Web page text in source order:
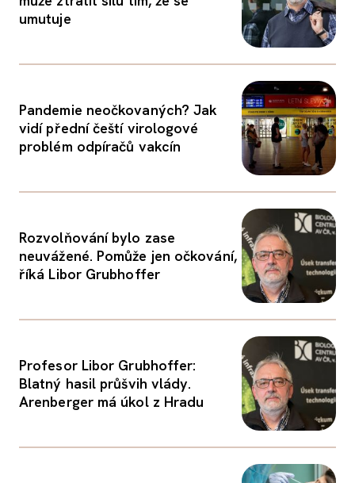
umutuje
Pandemie neočkovaných? Jak
vidí přední čeští virologové
problém odpíračů vakcín
Rozvolňování bylo zase
neuvážené. Pomůže jen očkování,
říká Libor Grubhoffer
Profesor Libor Grubhoffer:
Blatný hasil průšvih vlády.
Arenberger má úkol z Hradu